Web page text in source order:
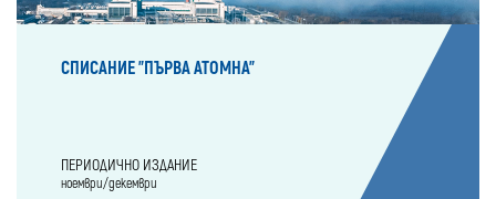
СПИСАНИЕ "ПЪРВА АТОМНА"
ПЕРИОДИЧНО ИЗДАНИЕ
ноември/декември